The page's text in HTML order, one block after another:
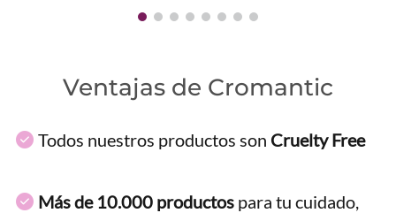
Ventajas de Cromantic
Todos nuestros productos son Cruelty Free
Más de 10.000 productos para tu cuidado,